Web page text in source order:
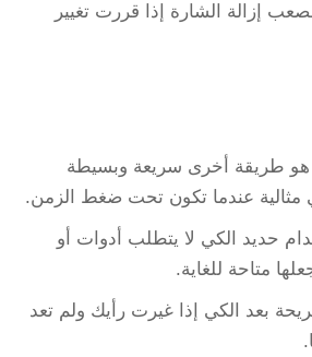
إزالة الشارة إذا قررت تغيير
هو طريقة أخرى سريعة وبسيطة
مثالية عندما تكون تحت ضغط الزمن.
حديد الكي لا يتطلب أدوات أو
متاحة للغاية.
بعد الكي إذا غيرت رأيك ولم تعد